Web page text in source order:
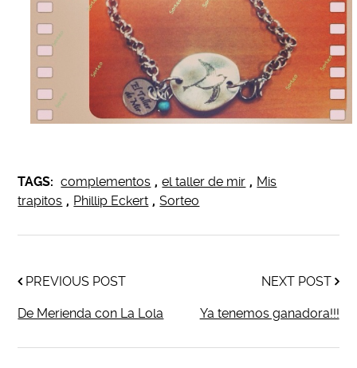
TAGS: complementos , el taller de mir , Mis
trapitos , Phillip Eckert , Sorteo
PREVIOUS POST
De Merienda con La Lola
NEXT POST
Ya tenemos ganadora!!!